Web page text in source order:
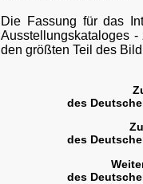
Die Fassung für das
Ausstellungskataloges
den größten Teil des
des
des
des